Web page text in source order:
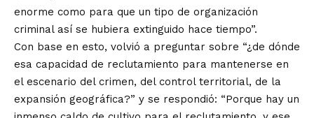
enorme como para que un tipo de organización
criminal así se hubiera extinguido hace tiempo”.
Con base en esto, volvió a preguntar sobre “¿de dónde
esa capacidad de reclutamiento para mantenerse en
el escenario del crimen, del control territorial, de la
expansión geográfica?” y se respondió: “Porque hay un